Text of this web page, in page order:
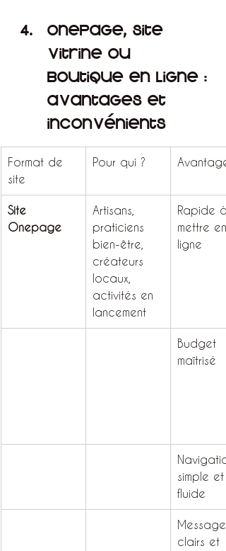
Onepage, Site
vitrine ou
Boutique en ligne :
avantages et
inconvénients
Format de
site
Pour qui ?
Site
Onepage
Artisans,
praticiens
bien-être,
créateurs
locaux,
activités en
lancement
Rapide à
mettre en
ligne
Budget
maîtrisé
simple et
fluide
clairs et